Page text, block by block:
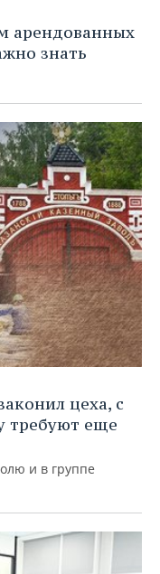
арендованных
знать
цеха, с
требуют еще
и в группе